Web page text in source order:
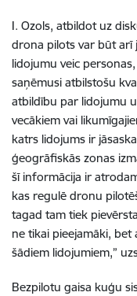
I. Ozols, atbildot uz
drona pilots var būt arī
lidojumu veic
saņēmusi atbilstošu
atbildību par lidojumu
vecākiem vai
katrs lidojums ir
ģeogrāfiskās zonas
šī informācija ir
kas regulē dronu
tagad tam tiek
ne tikai pieejamāki,
šādiem lidojumiem,”
Bezpilotu gaisa kuģu